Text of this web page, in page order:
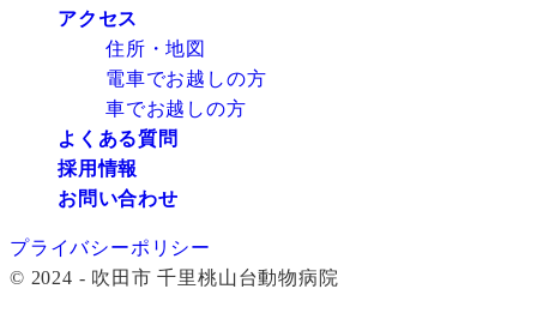
アクセス
住所・地図
電車でお越しの方
車でお越しの方
よくある質問
採用情報
お問い合わせ
プライバシーポリシー
© 2024 - 吹田市 千里桃山台動物病院